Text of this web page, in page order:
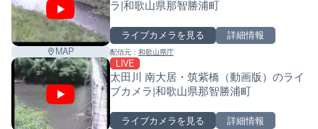
MAP
ラ|和歌山県那智勝浦町
ライブカメラを見る 詳細情報
配信元： 和歌山県庁
LIVE
太田川 南大居・筑紫橋（動画版）のライ
ブカメラ|和歌山県那智勝浦町
ライブカメラを見る 詳細情報